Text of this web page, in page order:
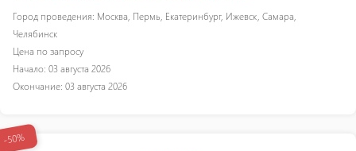
Город проведения: Москва, Пермь, Екатеринбург, Ижевск, Самара,
Челябинск
Цена по запросу
Начало: 03 августа 2026
Окончание: 03 августа 2026
-50%